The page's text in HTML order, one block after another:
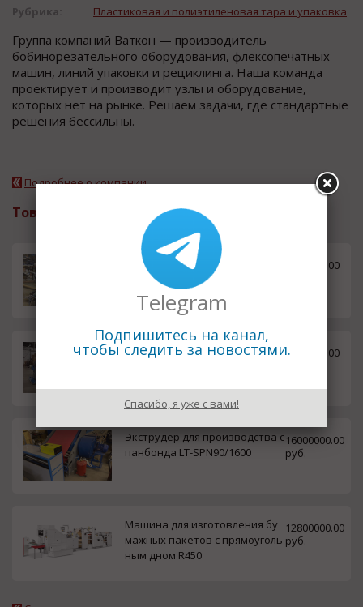
Рубрика:
Пластиковая и полиэтиленовая тара и упаковка
Группа компаний Ваткон — производитель
бобинорезательного оборудования, флексопечатных
машин, линий упаковки и рециклинга. Наша команда
проектирует и производит узлы и оборудование,
которых нет на рынке. Решаем задачи, где стандартные
решения бессильны.
Подробнее о компании
Товары и услуги
2-цветная машина флексограф
ской печати LКТ-22300
2100000.00
Бобинорезательная машина д1400000.00
Экструдер для производства с
панбонда LT-SPN90/1600
16000000.00
руб.
Машина для изготовления бу
мажных пакетов с прямоуголь
ным дном R450
12800000.00
руб.
Telegram
Подпишитесь на канал,
чтобы следить за новостями.
Спасибо, я уже с вами!